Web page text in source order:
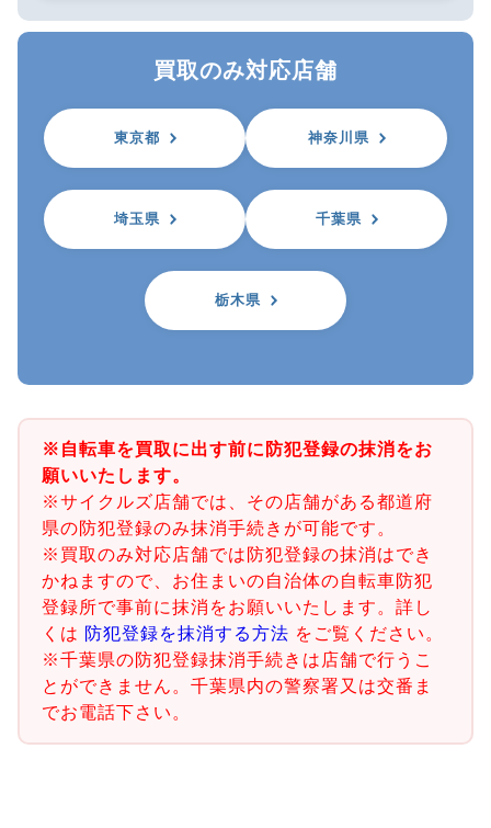
買取のみ対応店舗
東京都 神奈川県
埼玉県 千葉県
栃木県
※自転車を買取に出す前に防犯登録の抹消をお
願いいたします。
※サイクルズ店舗では、その店舗がある都道府
県の防犯登録のみ抹消手続きが可能です。
※買取のみ対応店舗では防犯登録の抹消はでき
かねますので、お住まいの自治体の自転車防犯
登録所で事前に抹消をお願いいたします。詳し
くは 防犯登録を抹消する方法 をご覧ください。
※千葉県の防犯登録抹消手続きは店舗で行うこ
とができません。千葉県内の警察署又は交番ま
でお電話下さい。